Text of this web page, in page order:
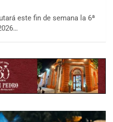
este fin de semana la 6ª